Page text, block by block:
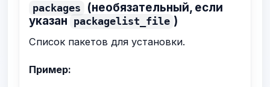
packages
(необязательный, если
указан
packagelist_file )
Список пакетов для установки.
Пример: